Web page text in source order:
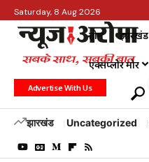
Saturday, 8 Aug 2026
होम झारखंड
एक्सप्लोर मोर
Advertise With Us
झारखंड Uncategorized